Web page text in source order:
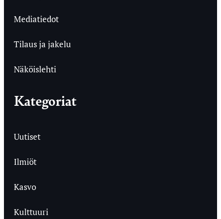
Mediatiedot
Tilaus ja jakelu
Näköislehti
Kategoriat
Uutiset
Ilmiöt
Kasvo
Kulttuuri